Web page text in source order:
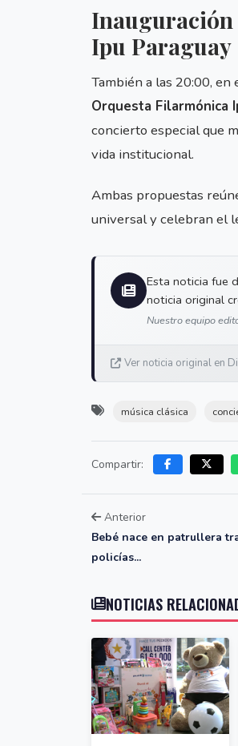
Inauguración
Ipu Paraguay
También a las 20:00, en
Orquesta Filarmónica
concierto especial que
vida institucional.
Ambas propuestas
universal y celebran el
Esta noticia fue
noticia original
Nuestro equipo
Ver noticia original en
música clásica
Compartir:
Anterior
Bebé nace en patrullera
policías...
NOTICIAS